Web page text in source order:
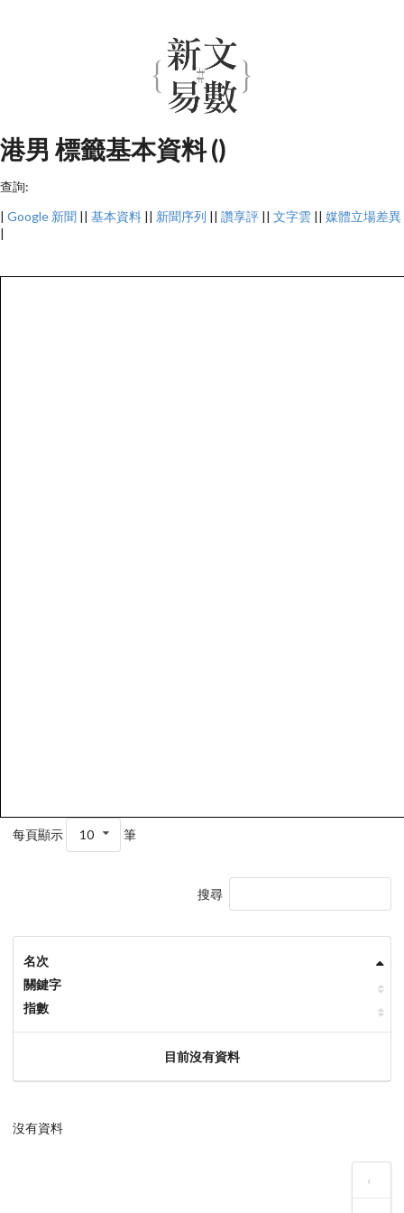
港男 標籤基本資料 ()
查詢:
| Google 新聞 || 基本資料 || 新聞序列 || 讚享評 || 文字雲 || 媒體立場差異
|
每頁顯示 10 筆
搜尋
名次
關鍵字
指數
目前沒有資料
沒有資料
‹